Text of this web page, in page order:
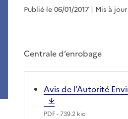
Publié le 06/01/2017 | Mis à
Centrale d’enrobage
Avis de l’Autorité
PDF- 739.2 kio